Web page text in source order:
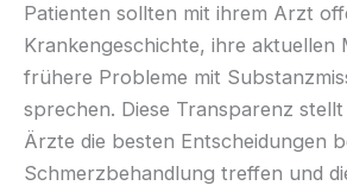
Patienten sollten mit ihrem Arzt
Krankengeschichte, ihre aktuellen
frühere Probleme mit
sprechen. Diese Transparenz stellt
Ärzte die besten Entscheidungen
Schmerzbehandlung treffen und